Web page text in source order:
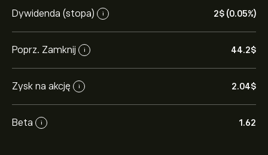
Dywidenda (stopa) i 2‎$‎ (0.05%)
Poprz. Zamknij i 44.2‎$‎
Zysk na akcję i 2.04‎$‎
Beta i 1.62